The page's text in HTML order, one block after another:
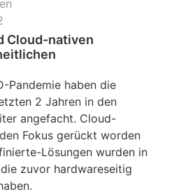
Cloud-nativen
Pandemie haben die
2 Jahren in den
angefacht. Cloud-
Fokus gerückt worden
Lösungen wurden in
zuvor hardwareseitig